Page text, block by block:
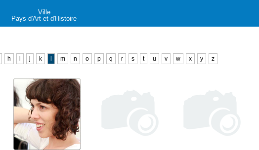
Ville
Pays d'Art et d'Histoire
h i j k m n o p q r s t u v w x y z